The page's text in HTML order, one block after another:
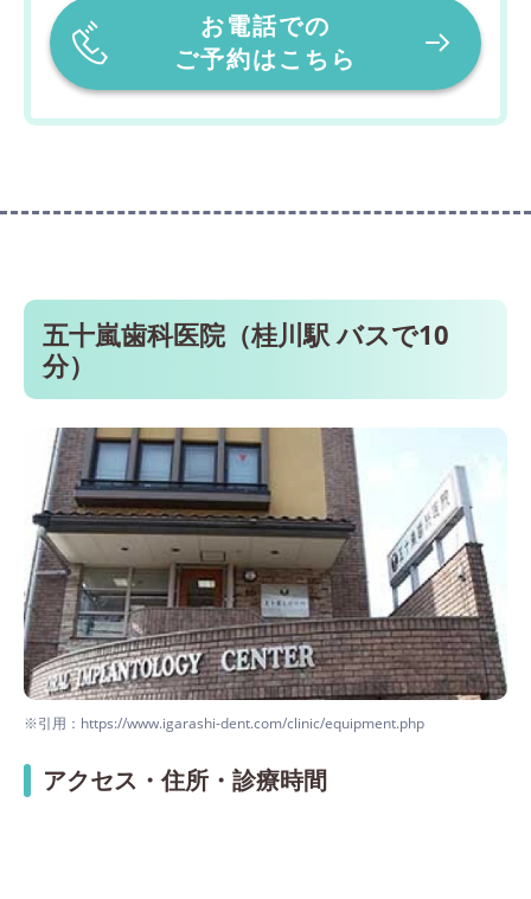
お電話での
ご予約はこちら
五十嵐歯科医院（桂川駅 バスで10
分）
※引用：https://www.igarashi-dent.com/clinic/equipment.php
アクセス・住所・診療時間